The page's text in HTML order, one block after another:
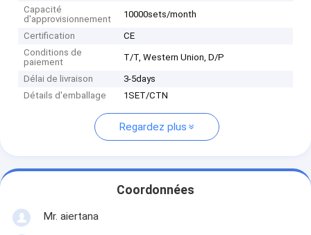
Capacité
d'approvisionnement
10000sets/month
Certification
CE
Conditions de
paiement
T/T, Western Union, D/P
Délai de livraison
3-5days
Détails d'emballage
1SET/CTN
Regardez plus
Coordonnées
Mr. aiertana